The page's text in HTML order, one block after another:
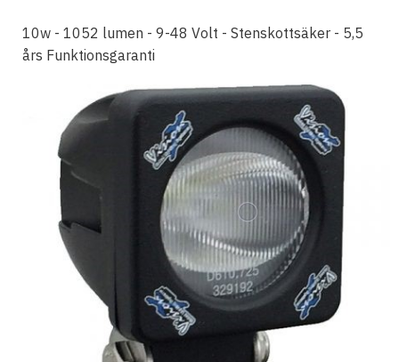
10w - 1052 lumen - 9-48 Volt - Stenskottsäker - 5,5
års Funktionsgaranti